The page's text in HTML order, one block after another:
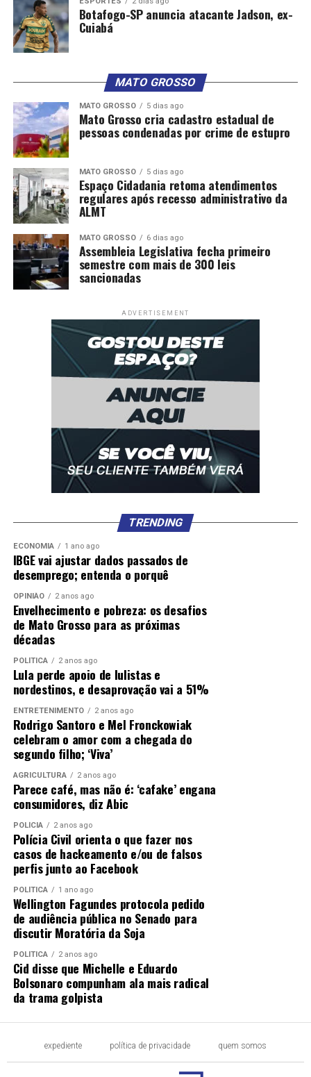
Botafogo-SP anuncia atacante Jadson, ex-
Cuiabá
MATO GROSSO
MATO GROSSO 5 dias ago
Mato Grosso cria cadastro estadual de
pessoas condenadas por crime de estupro
MATO GROSSO 5 dias ago
Espaço Cidadania retoma atendimentos
regulares após recesso administrativo da
ALMT
MATO GROSSO 6 dias ago
Assembleia Legislativa fecha primeiro
semestre com mais de 300 leis
sancionadas
ADVERTISEMENT
TRENDING
ECONOMIA 1 ano ago
IBGE vai ajustar dados passados de
desemprego; entenda o porquê
OPINIÃO 2 anos ago
Envelhecimento e pobreza: os desafios
de Mato Grosso para as próximas
décadas
POLÍTICA 2 anos ago
Lula perde apoio de lulistas e
nordestinos, e desaprovação vai a 51%
ENTRETENIMENTO 2 anos ago
Rodrigo Santoro e Mel Fronckowiak
celebram o amor com a chegada do
segundo filho; ‘Viva’
AGRICULTURA 2 anos ago
Parece café, mas não é: ‘cafake’ engana
consumidores, diz Abic
POLÍCIA 2 anos ago
Polícia Civil orienta o que fazer nos
casos de hackeamento e/ou de falsos
perfis junto ao Facebook
POLÍTICA 1 ano ago
Wellington Fagundes protocola pedido
de audiência pública no Senado para
discutir Moratória da Soja
POLÍTICA 2 anos ago
Cid disse que Michelle e Eduardo
Bolsonaro compunham ala mais radical
da trama golpista
expediente política de privacidade quem somos